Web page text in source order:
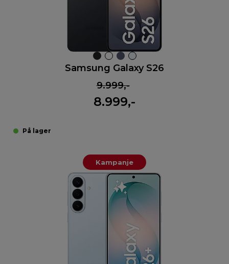
Samsung Galaxy S26
9.999,-
8.999,-
På lager
Kampanje